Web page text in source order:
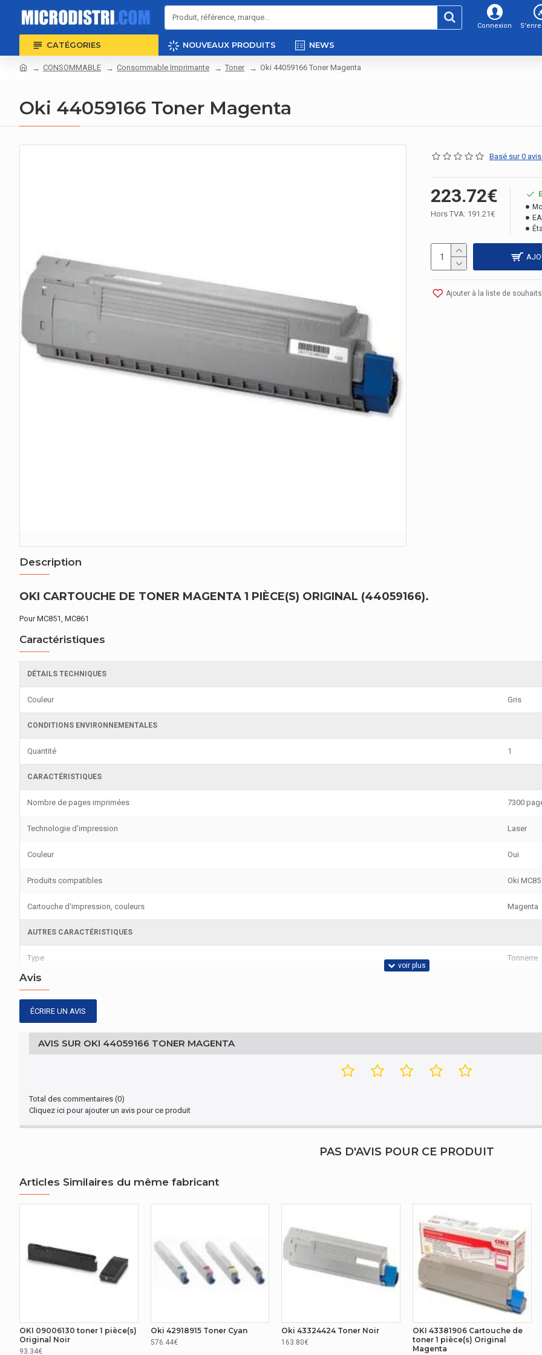
Connexion
CATÉGORIES NOUVEAUX PRODUITS NEWS
CONSOMMABLE Consommable Imprimante Toner Oki 44059166 Toner Magenta
Oki 44059166 Toner Magenta
Basé sur 0
223.72€
Hors TVA: 191.21€
Ajouter à la liste de souhaits
Description
OKI CARTOUCHE DE TONER MAGENTA 1 PIÈCE(S) ORIGINAL (44059166).
Pour MC851, MC861
Caractéristiques
DÉTAILS TECHNIQUES
Couleur Gris
CONDITIONS ENVIRONNEMENTALES
Quantité 1
CARACTÉRISTIQUES
Nombre de pages imprimées 7300
Technologie d'impression Laser
Couleur Oui
Produits compatibles Oki
Cartouche d'impression, couleurs Magenta
AUTRES CARACTÉRISTIQUES
Type Tonnerre
Avis
ÉCRIRE UN AVIS
AVIS SUR OKI 44059166 TONER MAGENTA
Total des commentaires (0)
Cliquez ici pour ajouter un avis pour ce produit
PAS D'AVIS POUR CE PRODUIT
Articles Similaires du même fabricant
OKI 09006130 toner 1 pièce(s)
Original Noir
93.34€
Oki 42918915 Toner Cyan
576.44€
Oki 43324424 Toner Noir
163.80€
OKI 43381906 Cartouche de
toner 1 pièce(s) Original
Magenta